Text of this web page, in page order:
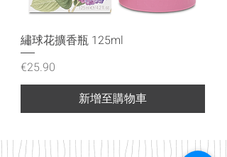
繡球花擴香瓶 125ml
價格
€25.90
新增至購物車